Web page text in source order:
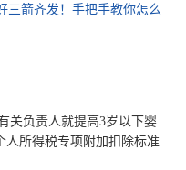
三箭齐发！手把手教你怎么
关负责人就提高3岁以下婴
人所得税专项附加扣除标准